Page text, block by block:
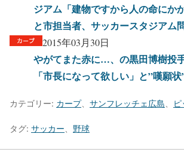
ジアム「建物ですから人の命にか
と市担当者、サッカースタジアム
2015年03月30日
やがてまた赤に…、の黒田博樹投
「市長になって欲しい」と”嘆願状
カテゴリー: カープ、 サンフレッチェ広島
タグ: サッカー 野球